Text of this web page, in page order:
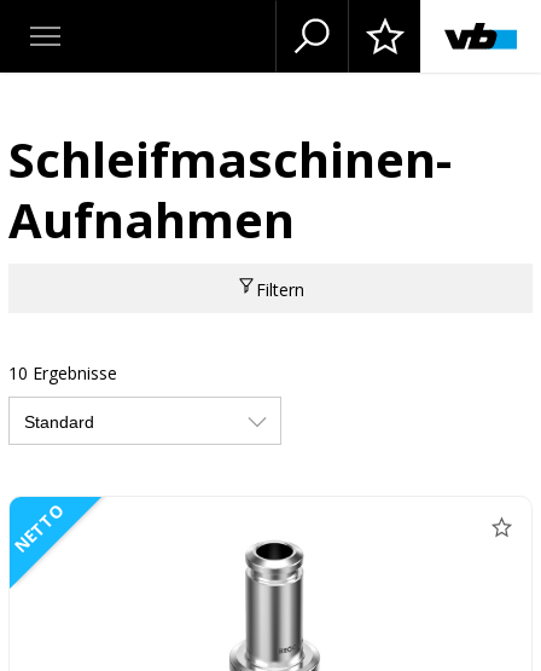
Schleifmaschinen-
Aufnahmen
Filtern
10 Ergebnisse
NETTO